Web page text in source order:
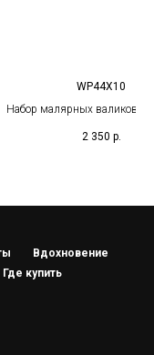
WP44X10
Набор малярных валиков из
2 350 р.
Вдохновение
Где купить